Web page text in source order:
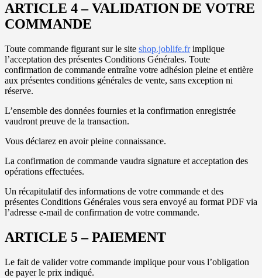
ARTICLE 4 – VALIDATION DE VOTRE
COMMANDE
Toute commande figurant sur le site shop.joblife.frimplique
l’acceptation des présentes Conditions Générales. Toute
confirmation de commande entraîne votre adhésion pleine et entière
aux présentes conditions générales de vente, sans exception ni
réserve.
L’ensemble des données fournies et la confirmation enregistrée
vaudront preuve de la transaction.
Vous déclarez en avoir pleine connaissance.
La confirmation de commande vaudra signature et acceptation des
opérations effectuées.
Un récapitulatif des informations de votre commande et des
présentes Conditions Générales vous sera envoyé au format PDF via
l’adresse e-mail de confirmation de votre commande.
ARTICLE 5 – PAIEMENT
Le fait de valider votre commande implique pour vous l’obligation
de payer le prix indiqué.